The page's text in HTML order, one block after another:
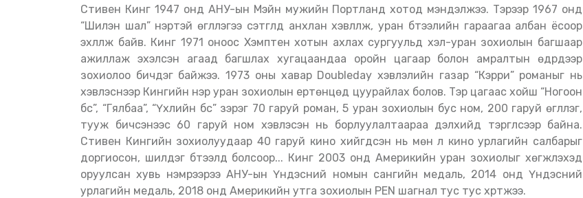
Стивен Кинг 1947 онд АНУ-ын Мэйн мужийн Портланд хотод мэндэлжээ. Тэрээр 1967 онд
“Шилэн шал” нэртэй өгүүллэгээ сэтгүүлд анхлан хэвлүүлж, уран бүтээлийн гараагаа албан ёсоор
эхлүүлж байв. Кинг 1971 оноос Хэмптен хотын ахлах сургуульд хэл-уран зохиолын багшаар
ажиллаж эхэлсэн агаад багшлах хугацаандаа оройн цагаар болон амралтын өдрүүдээр
зохиолоо бичдэг байжээ. 1973 оны хавар Doubleday хэвлэлийн газар “Кэрри” романыг нь
хэвлэснээр Кингийн нэр уран зохиолын ертөнцөд цуурайлах болов. Тэр цагаас хойш “Ногоон
бүс”, “Гялбаа”, “Үхлийн бүс” зэрэг 70 гаруй роман, 5 уран зохиолын бус ном, 200 гаруй өгүүллэг,
тууж бичсэнээс 60 гаруй ном хэвлэсэн нь борлуулалтаараа дэлхийд тэргүүлсээр байна.
Стивен Кингийн зохиолуудаар 40 гаруй кино хийгдсэн нь мөн л кино урлагийн салбарыг
доргиосон, шилдэг бүтээлүүд болсоор... Кинг 2003 онд Америкийн уран зохиолыг хөгжүүлэхэд
оруулсан хувь нэмрээрээ АНУ-ын Үндэсний номын сангийн медаль, 2014 онд Үндэсний
урлагийн медаль, 2018 онд Америкийн утга зохиолын PEN шагнал тус тус хүртжээ.